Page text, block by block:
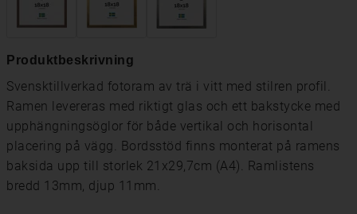
Produktbeskrivning
Svensktillverkad fotoram av trä i vitt med stilren profil.
Ramen levereras med riktigt glas och ett bakstycke med
upphängningsöglor för både vertikal och horisontal
placering på vägg. Bordsstöd finns monterat på ramens
baksida upp till storlek 21x29,7cm (A4). Ramlistens
bredd 13mm, djup 11mm.